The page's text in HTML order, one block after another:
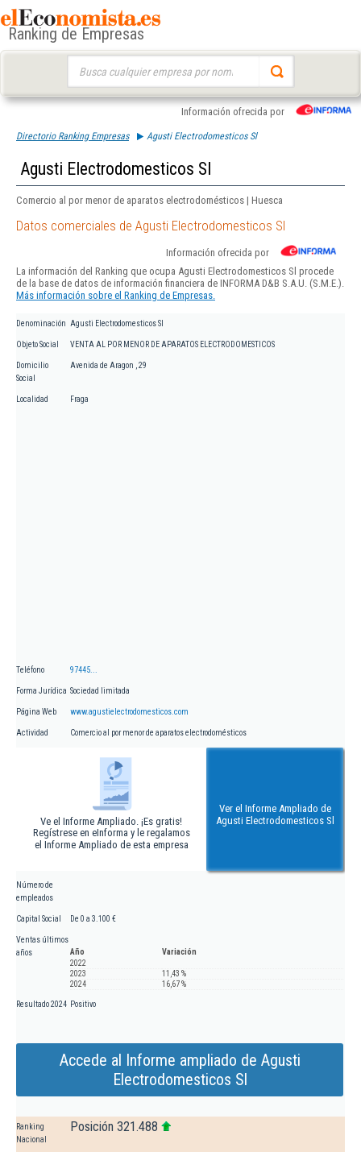
Ranking de Empresas
Información ofrecida por
Directorio Ranking Empresas Agusti Electrodomesticos Sl
Agusti Electrodomesticos Sl
Comercio al por menor de aparatos electrodomésticos | Huesca
Datos comerciales de Agusti Electrodomesticos Sl
Información ofrecida por
La información del Ranking que ocupa Agusti Electrodomesticos Sl procede
de la base de datos de información financiera de INFORMA D&B S.A.U. (S.M.E.).
Más información sobre el Ranking de Empresas.
Denominación Agusti Electrodomesticos Sl
Objeto Social VENTA AL POR MENOR DE APARATOS ELECTRODOMESTICOS
Domicilio
Social
Avenida de Aragon , 29
Localidad Fraga
Teléfono 97445...
Forma Jurídica Sociedad limitada
Página Web www.agustielectrodomesticos.com
Actividad Comercio al por menor de aparatos electrodomésticos
Ve el Informe Ampliado. ¡Es gratis!
Regístrese en eInforma y le regalamos
el Informe Ampliado de esta empresa
Ver el Informe Ampliado de
Agusti Electrodomesticos Sl
Número de
empleados
Capital Social De 0 a 3.100 €
Ventas últimos
años
Año
Variación
2022
2023
11,43 %
2024
16,67 %
Resultado 2024 Positivo
Accede al Informe ampliado de Agusti
Electrodomesticos Sl
Ranking
Nacional
Posición 321.488